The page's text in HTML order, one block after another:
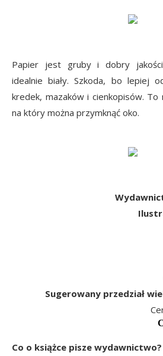
Papier jest gruby i dobry
idealnie biały. Szkoda, bo lepiej
kredek, mazaków i cienkopisów. To
na który można przymknąć oko.
Sugerowany przedział
Co o książce pisze wydawnictwo?